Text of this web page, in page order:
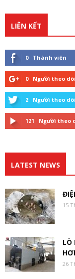
LIÊN KẾT
0 Thành viên
0 Người theo dõi
2 Người theo dõi
121 Người theo
LATEST NEWS
15
LÒ
26